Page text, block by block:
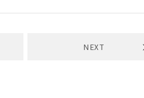
NEXT